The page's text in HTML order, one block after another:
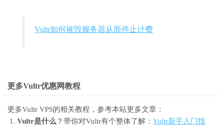
Vultr如何摧毁服务器从而停止计费
更多Vultr优惠网教程
更多Vultr VPS的相关教程，参考本站更多文章：
Vultr是什么 ？带你对Vultr有个整体了解： Vultr新手入门指